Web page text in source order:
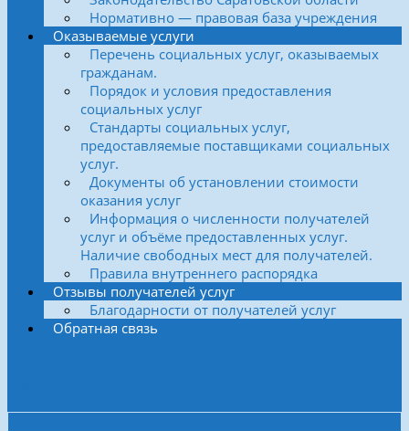
Нормативно — правовая база учреждения
Оказываемые услуги
Перечень социальных услуг, оказываемых
гражданам.
Порядок и условия предоставления
социальных услуг
Стандарты социальных услуг,
предоставляемые поставщиками социальных
услуг.
Документы об установлении стоимости
оказания услуг
Информация о численности получателей
услуг и объёме предоставленных услуг.
Наличие свободных мест для получателей.
Правила внутреннего распорядка
Отзывы получателей услуг
Благодарности от получателей услуг
Обратная связь